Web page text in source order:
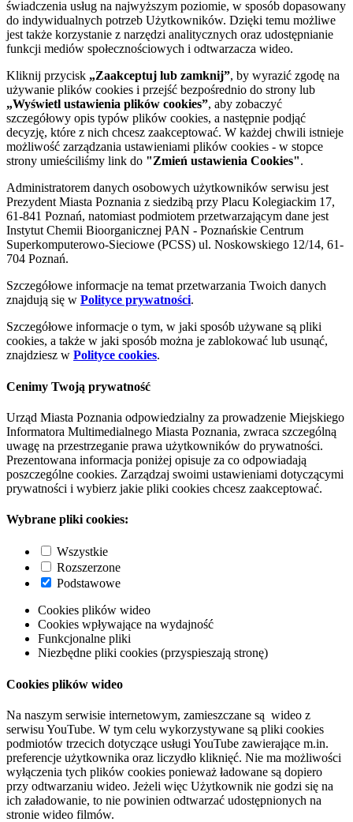
świadczenia usług na najwyższym poziomie, w sposób dopasowany
do indywidualnych potrzeb Użytkowników. Dzięki temu możliwe
jest także korzystanie z narzędzi analitycznych oraz udostępnianie
funkcji mediów społecznościowych i odtwarzacza wideo.
Kliknij przycisk „Zaakceptuj lub zamknij”, by wyrazić zgodę na
używanie plików cookies i przejść bezpośrednio do strony lub
„Wyświetl ustawienia plików cookies”, aby zobaczyć
szczegółowy opis typów plików cookies, a następnie podjąć
decyzję, które z nich chcesz zaakceptować. W każdej chwili istnieje
możliwość zarządzania ustawieniami plików cookies - w stopce
strony umieściliśmy link do "Zmień ustawienia Cookies".
Administratorem danych osobowych użytkowników serwisu jest
Prezydent Miasta Poznania z siedzibą przy Placu Kolegiackim 17,
61-841 Poznań, natomiast podmiotem przetwarzającym dane jest
Instytut Chemii Bioorganicznej PAN - Poznańskie Centrum
Superkomputerowo-Sieciowe (PCSS) ul. Noskowskiego 12/14, 61-
704 Poznań.
Szczegółowe informacje na temat przetwarzania Twoich danych
znajdują się w Polityce prywatności.
Szczegółowe informacje o tym, w jaki sposób używane są pliki
cookies, a także w jaki sposób można je zablokować lub usunąć,
znajdziesz w Polityce cookies.
Cenimy Twoją prywatność
Urząd Miasta Poznania odpowiedzialny za prowadzenie Miejskiego
Informatora Multimedialnego Miasta Poznania, zwraca szczególną
uwagę na przestrzeganie prawa użytkowników do prywatności.
Prezentowana informacja poniżej opisuje za co odpowiadają
poszczególne cookies. Zarządzaj swoimi ustawieniami dotyczącymi
prywatności i wybierz jakie pliki cookies chcesz zaakceptować.
Wybrane pliki cookies:
Wszystkie
Rozszerzone
Podstawowe
Cookies plików wideo
Cookies wpływające na wydajność
Funkcjonalne pliki
Niezbędne pliki cookies (przyspieszają stronę)
Cookies plików wideo
Na naszym serwisie internetowym, zamieszczane są wideo z
serwisu YouTube. W tym celu wykorzystywane są pliki cookies
podmiotów trzecich dotyczące usługi YouTube zawierające m.in.
preferencje użytkownika oraz liczydło kliknięć. Nie ma możliwości
wyłączenia tych plików cookies ponieważ ładowane są dopiero
przy odtwarzaniu wideo. Jeżeli więc Użytkownik nie godzi się na
ich załadowanie, to nie powinien odtwarzać udostępnionych na
stronie wideo filmów.